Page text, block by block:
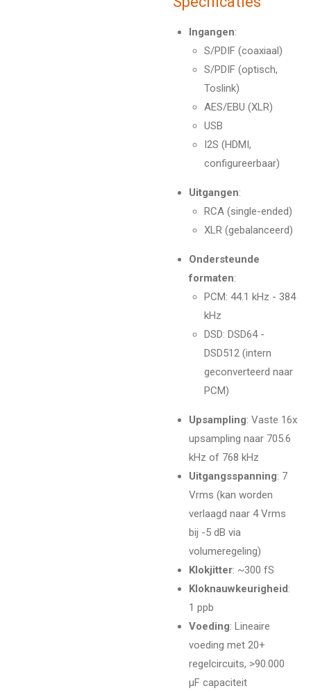
Ingangen:
S/PDIF (coaxiaal)
S/PDIF (optisch,
Toslink)
AES/EBU (XLR)
USB
I2S (HDMI,
configureerbaar)
Uitgangen:
RCA (single-ended)
XLR (gebalanceerd)
Ondersteunde
formaten:
PCM: 44.1 kHz - 384
kHz
DSD: DSD64 -
DSD512 (intern
geconverteerd naar
PCM)
Upsampling: Vaste 16x
upsampling naar 705.6
kHz of 768 kHz
Uitgangsspanning: 7
Vrms (kan worden
verlaagd naar 4 Vrms
bij -5 dB via
volumeregeling)
Klokjitter: ~300 fS
Kloknauwkeurigheid:
1 ppb
Voeding: Lineaire
voeding met 20+
regelcircuits, >90.000
µF capaciteit